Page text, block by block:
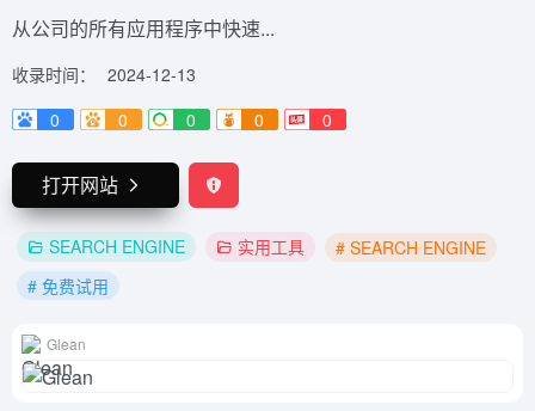
从公司的所有应用程序中快速...
收录时间：
2024-12-13
0
0 0 0 0
打开网站
SEARCH ENGINE 实用工具
# SEARCH ENGINE
# 免费试用
Glean